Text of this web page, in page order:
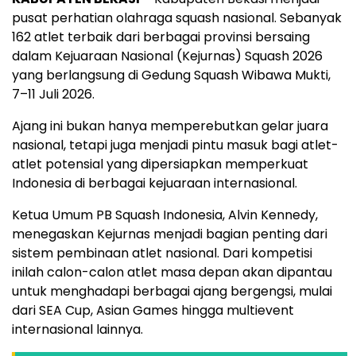
pusat perhatian olahraga squash nasional. Sebanyak
162 atlet terbaik dari berbagai provinsi bersaing
dalam Kejuaraan Nasional (Kejurnas) Squash 2026
yang berlangsung di Gedung Squash Wibawa Mukti,
7–11 Juli 2026.
Ajang ini bukan hanya memperebutkan gelar juara
nasional, tetapi juga menjadi pintu masuk bagi atlet-
atlet potensial yang dipersiapkan memperkuat
Indonesia di berbagai kejuaraan internasional.
Ketua Umum PB Squash Indonesia, Alvin Kennedy,
menegaskan Kejurnas menjadi bagian penting dari
sistem pembinaan atlet nasional. Dari kompetisi
inilah calon-calon atlet masa depan akan dipantau
untuk menghadapi berbagai ajang bergengsi, mulai
dari SEA Cup, Asian Games hingga multievent
internasional lainnya.